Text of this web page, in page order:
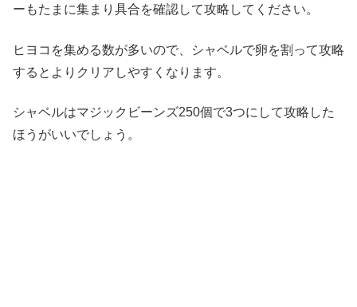
ーもたまに集まり具合を確認して攻略してください。
ヒヨコを集める数が多いので、シャベルで卵を割って攻略
するとよりクリアしやすくなります。
シャベルはマジックビーンズ250個で3つにして攻略した
ほうがいいでしょう。